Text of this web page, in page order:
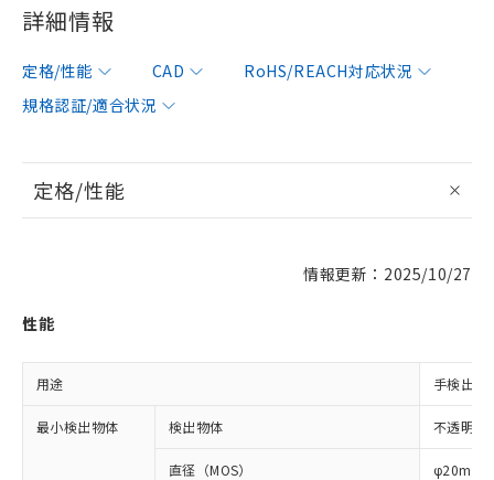
詳細情報
定格/性能 CAD
RoHS/REACH対応状況
規格認証/適合状況
定格/性能
情報更新：2025/10/27
性能
用途 手検出用
最小検出物体 検出物体 不透明体
直径（MOS） φ20mm